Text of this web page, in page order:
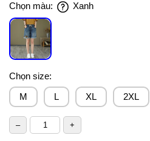
Chọn màu: Xanh
Chọn size:
M
L XL 2XL